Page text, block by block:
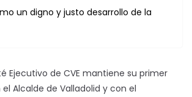
un digno y justo desarrollo de la
Ejecutivo de CVE mantiene su primer
Alcalde de Valladolid y con el